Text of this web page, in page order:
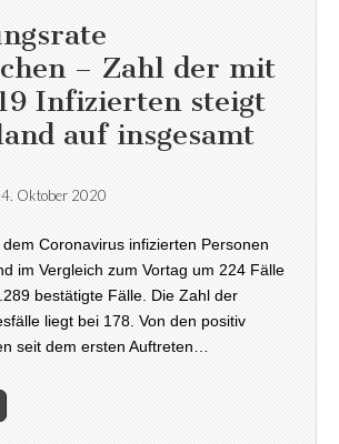
– Zahl der mit
Infizierten steigt
auf insgesamt
Oktober 2020
Coronavirus infizierten Personen
im Vergleich zum Vortag um 224 Fälle
bestätigte Fälle. Die Zahl der
liegt bei 178. Von den positiv
seit dem ersten Auftreten…